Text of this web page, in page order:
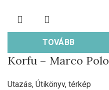
TOVÁBB
Korfu – Marco Polo
Utazás, Útikönyv, térkép